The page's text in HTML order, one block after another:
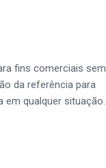
fins comerciais sem
da referência para
em qualquer situação.